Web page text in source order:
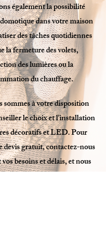
également la possibilité
dans votre maison
des tâches quotidiennes
la fermeture des volets,
des lumières ou la
du chauffage.
à votre disposition
le choix et l'installation
décoratifs et LED. Pour
devis gratuit, contactez-nous
besoins et délais, et nous